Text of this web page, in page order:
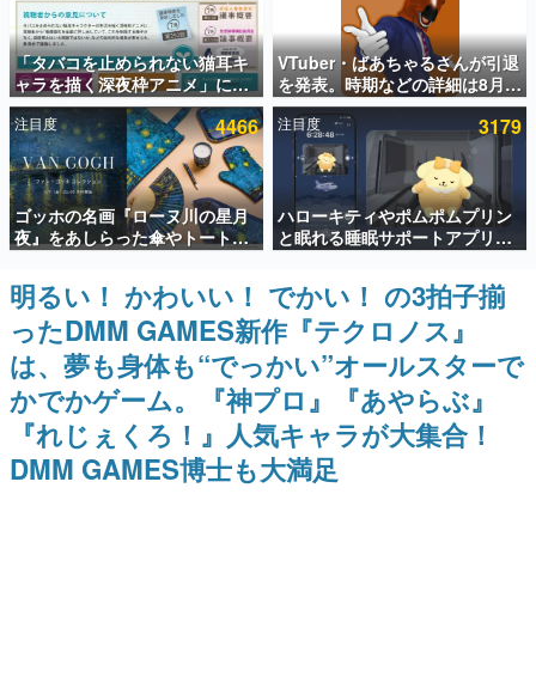
ゲームの企画書
名作ゲームクリエイターの方々に製作時のエピソードをお
聞きし、ヒットする企画（ゲーム）とは何か？を探ってい
きます。
赫本
この物語を解いてはいけない。『赫本』は、〈試験問題〉
の形をした短編ホラー小説集です。
新世代に訊く
これからのデジタルゲーム市場を担う若きクリエイター達
の姿を追い、彼らのルーツと情熱を探っていきます。
ゲーム世代の作家たち
ゲームに多大な影響を受けた作家さんに取材し、ゲームが
日本のコンテンツ産業やカルチャーに与えた影響を探る企
画です。
日本モバイルゲーム産業史
日本のモバイルゲーム史における主要なトピック・タイト
ルを網羅するほか、開発者へのインタビューや識者による
解説を掲載。約20年の歴史が一望できる決定版！
「タバコを止められない猫耳キ
ャラを描く深夜枠アニメ」に視
聴者の一部から批判意見。違法
薬物の使用と思しき描写も含め
て、BPOが議論を交わす
VTuber・ばあちゃるさんが引退
を発表。時期などの詳細は8月9
日15時からの配信で説明
注目度 4466
ゴッホの名画『ローヌ川の星月
夜』をあしらった傘やトートバ
ッグなどが登場。8月7日21時よ
り2日間限定で予約販売
注目度 3179
ハローキティやポムポムプリン
と眠れる睡眠サポートアプリ
『ゆめたび』が配信中。キャラ
ごとのASMRや目覚ましアラー
ムも搭載
明るい！ かわいい！ でかい！ の3拍子揃
ったDMM GAMES新作『テクロノス』
は、夢も身体も“でっかい”オールスターで
かでかゲーム。『神プロ』『あやらぶ』
『れじぇくろ！』人気キャラが大集合！
DMM GAMES博士も大満足